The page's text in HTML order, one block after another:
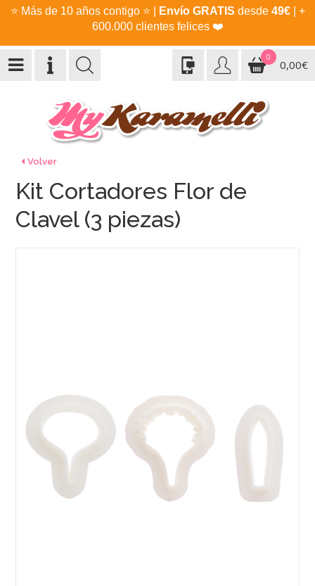
⭐ Más de 10 años contigo ⭐ Envío GRATIS desde 49€| +
600.000 clientes felices ❤️
0
0,00€
Volver
Kit Cortadores Flor de
Clavel (3 piezas)